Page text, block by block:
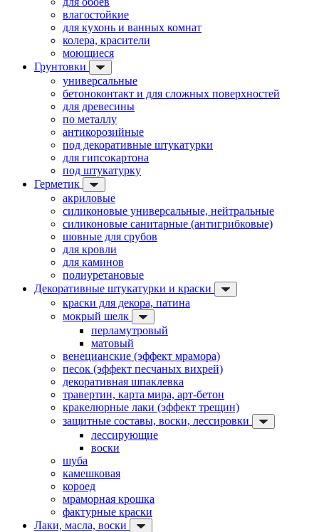
влагостойкие
для кухонь и ванных комнат
колера, красители
моющиеся
Грунтовки
универсальные
бетоноконтакт и для сложных поверхностей
для древесины
по металлу
антикорозийные
под декоративные штукатурки
для гипсокартона
под штукатурку
Герметик
акриловые
силиконовые универсальные, нейтральные
силиконовые санитарные (антигрибковые)
шовные для срубов
для кровли
для каминов
полиуретановые
Декоративные штукатурки и краски
краски для декора, патина
мокрый шелк
перламутровый
матовый
венецианские (эффект мрамора)
песок (эффект песчаных вихрей)
декоративная шпаклевка
травертин, карта мира, арт-бетон
кракелюрные лаки (эффект трещин)
защитные составы, воски, лессировки
лессирующие
воски
шуба
камешковая
короед
мраморная крошка
фактурные краски
Лаки, масла, воски